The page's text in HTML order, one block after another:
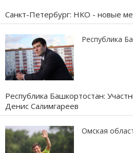
Санкт-Петербург: НКО - новые
Республика
Республика Башкортостан:
Денис Салимгареев
Омская